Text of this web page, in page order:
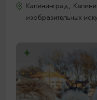
Калининград,
изобразительных